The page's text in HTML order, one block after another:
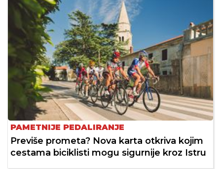
PAMETNIJE PEDALIRANJE
Previše prometa? Nova karta otkriva kojim
cestama biciklisti mogu sigurnije kroz Istru